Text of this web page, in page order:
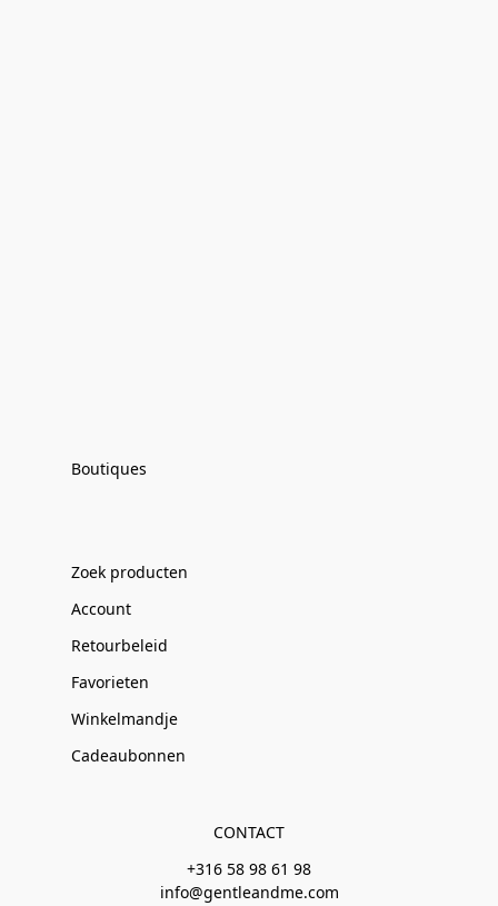
Boutiques
Zoek producten
Account
Retourbeleid
Favorieten
Winkelmandje
Cadeaubonnen
CONTACT
+316 58 98 61 98
info@gentleandme.com